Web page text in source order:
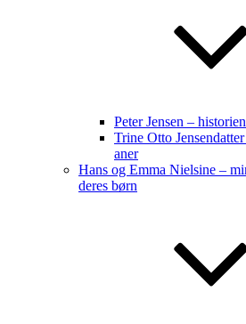
Peter Jensen –
Trine Otto
aner
Hans og Emma Nielsine –
deres børn